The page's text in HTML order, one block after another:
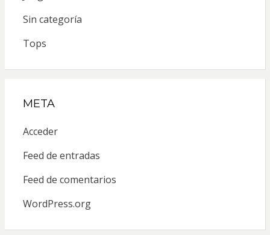
Sin categoría
Tops
META
Acceder
Feed de entradas
Feed de comentarios
WordPress.org